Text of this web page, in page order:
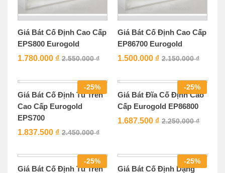
Giá Bát Cố Định Cao Cấp
EPS800 Eurogold
1.780.000 ₫ 2.550.000₫
Giá Bát Cố Định Cao Cấp
EP86700 Eurogold
1.500.000 ₫ 2.150.000₫
-25% -25%